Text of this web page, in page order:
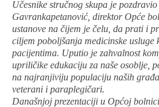
Učesnike stručnog skupa je
Gavrankapetanović, direktor Opće
ustanove na čijem je čelu, da prati i
ciljem poboljšanja medicinske usluge
pacijentima. Uputio je zahvalnost
upriličike edukaciju za naše osoblje,
na najranjiviju populaciju naših
veterani i paraplegičari.
Današnjoj prezentaciji u Općoj